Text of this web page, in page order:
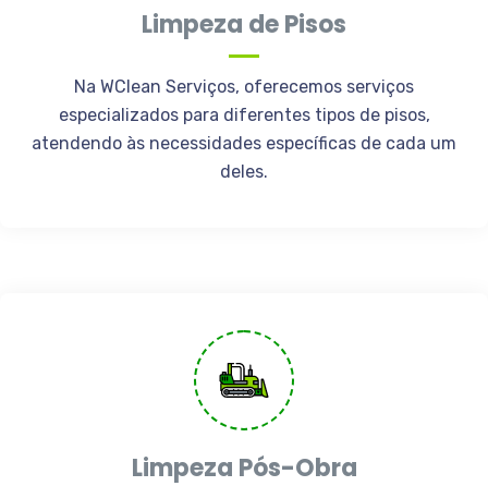
Limpeza de Pisos
Na WClean Serviços, oferecemos serviços
especializados para diferentes tipos de pisos,
atendendo às necessidades específicas de cada um
deles.
Limpeza Pós-Obra